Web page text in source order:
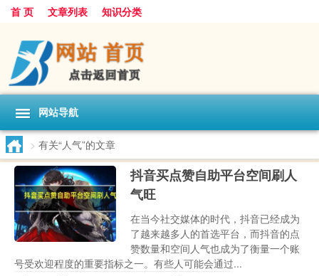
首 页 文章列表 知识分类
网站导航
> 有关“人气”的文章
抖音买点赞自助平台空间刷人
气旺
在当今社交媒体的时代，抖音已经成为
了越来越多人的首选平台，而抖音的点
赞数量和空间人气也成为了衡量一个账
号受欢迎程度的重要指标之一。有些人可能会通过...